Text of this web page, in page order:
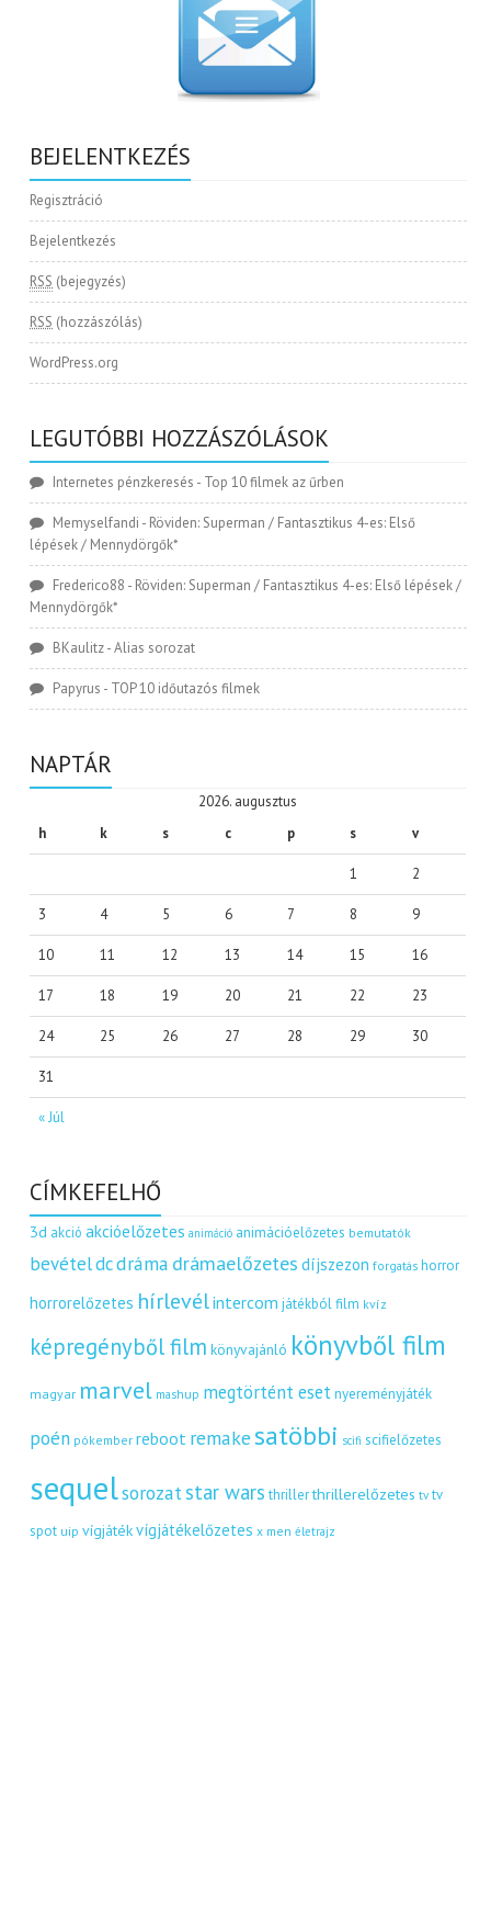
BEJELENTKEZÉS
Regisztráció
Bejelentkezés
RSS (bejegyzés)
RSS (hozzászólás)
WordPress.org
LEGUTÓBBI HOZZÁSZÓLÁSOK
Internetes pénzkeresés - Top 10 filmek az űrben
Memyselfandi - Röviden: Superman / Fantasztikus 4-es: Első
lépések / Mennydörgők*
Frederico88 - Röviden: Superman / Fantasztikus 4-es: Első lépések /
Mennydörgők*
BKaulitz-Alias sorozat
Papyrus - TOP 10 időutazós filmek
NAPTÁR
2026. augusztus
h
k s c p s v
« Júl
1 2
3 4 5 6 7 8 9
10 11 12 13 14 15 16
17 18 19 20 21 22 23
24 25 26 27 28 29 30
31
CÍMKEFELHŐ
3d akció akcióelőzetes animáció animációelőzetes bemutatók
bevételdcdráma drámaelőzetes díjszezon forgatás horror
horrorelőzetes hírlevélintercom játékból film kvíz
képregényből film könyvajánló könyvből film
magyar marvel mashup megtörtént eset nyereményjáték
poén pókember reboot remakesatöbbi scifi scifielőzetes
sequelsorozatstar wars thriller thrillerelőzetes tv tv
spot uip vígjátékvígjátékelőzetes x men életrajz